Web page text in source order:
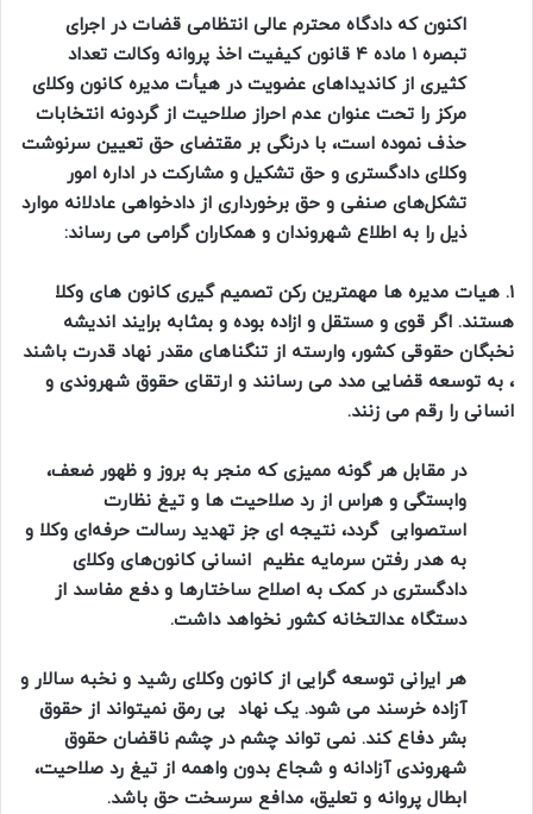
اکنون که دادگاه محترم عالی انتظامی قضات در اجرای
تبصره ۱ ماده ۴ قانون کیفیت اخذ پروانه وکالت تعداد
کثیری از کاندیداهای عضویت در هیأت مدیره کانون وکلای
مرکز را تحت عنوان عدم احراز صلاحیت از گردونه انتخابات
حذف نموده است، با درنگی بر مقتضای حق تعیین سرنوشت
وکلای دادگستری و حق تشکیل و مشارکت در اداره امور
تشکل‌های صنفی و حق برخورداری از دادخواهی عادلانه موارد
ذیل را به اطلاع شهروندان و همکاران گرامی می رساند:
۱. هیات مدیره ها مهمترین رکن تصمیم گیری کانون های وکلا
هستند. اگر قوی و مستقل و ازاده بوده و بمثابه برایند اندیشه
نخبگان حقوقی کشور، وارسته از تنگناهای مقدر نهاد قدرت باشند
، به توسعه قضایی مدد می رسانند و ارتقای حقوق شهروندی و
انسانی را رقم می زنند.
در مقابل هر گونه ممیزی که منجر به بروز و ظهور ضعف،
وابستگی و هراس از رد صلاحیت ها و تیغ نظارت
استصوابی گردد، نتیجه ای جز تهدید رسالت حرفه‌ای وکلا و
به هدر رفتن سرمایه عظیم انسانی کانون‌های وکلای
دادگستری در کمک به اصلاح ساختارها و دفع مفاسد از
دستگاه عدالتخانه کشور نخواهد داشت.
هر ایرانی توسعه گرایی از کانون وکلای رشید و نخبه سالار و
آزاده خرسند می شود. یک نهاد بی رمق نمیتواند از حقوق
بشر دفاع کند. نمی تواند چشم در چشم ناقضان حقوق
شهروندی آزادانه و شجاع بدون واهمه از تیغ رد صلاحیت،
ابطال پروانه و تعلیق، مدافع سرسخت حق باشد.